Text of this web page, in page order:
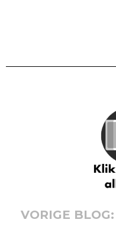
VORIGE BLOG: